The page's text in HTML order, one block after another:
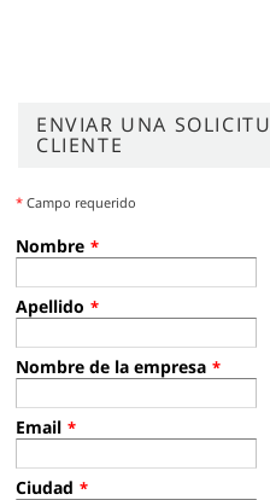
ENVIAR UNA
CLIENTE
* Campo requerido
Nombre *
Apellido *
Nombre de la empresa *
Email *
Ciudad *